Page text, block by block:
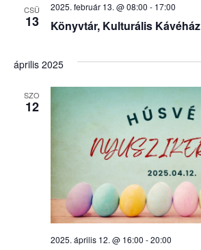
CSÜ
13 Könyvtár, Kulturális Kávéház
2025. február 13. @ 08:00 - 17:00
április 2025
SZO
12
2025. április 12. @ 16:00 -20:00